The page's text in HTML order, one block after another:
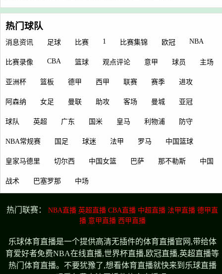
热门球队
消息资讯 足球 比赛 1 比赛集锦 欧冠 NBA
比赛录像 CBA 篮球 观点评论 意甲 球员 主场
亚洲杯 篮板 德甲 西甲 联赛 赛季 进攻
阿森纳 女足 曼联 助攻 客场 曼城 亚冠
球队 英超 广东 国米 皇马 利物浦 防守
NBA常规赛 国足 球迷 法甲 罗马 中国篮球
皇家马德里 切尔西 中国女篮 巴萨 那不勒斯 中国
战术 巴塞罗那 中场
热门联赛： NBA直播 英超直播 CBA直播 中超直播 法甲直播 德甲直
播 意甲直播 西甲直播
乐球体育直播是一个提供高清无插件的体育直播官网,带给体
育爱好者免费NBA在线直播,世界杯直播,欧冠直播,英超直播等
热门体育直播。不要犹豫了,想看体育直播就快来到乐球直播